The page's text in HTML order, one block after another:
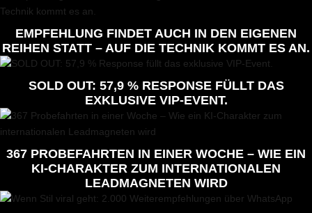
EMPFEHLUNG FINDET AUCH IN DEN EIGENEN
REIHEN STATT – AUF DIE TECHNIK KOMMT ES AN.
SOLD OUT: 57,9 % RESPONSE FÜLLT DAS
EXKLUSIVE VIP-EVENT.
367 PROBEFAHRTEN IN EINER WOCHE – WIE EIN
KI-CHARAKTER ZUM INTERNATIONALEN
LEADMAGNETEN WIRD